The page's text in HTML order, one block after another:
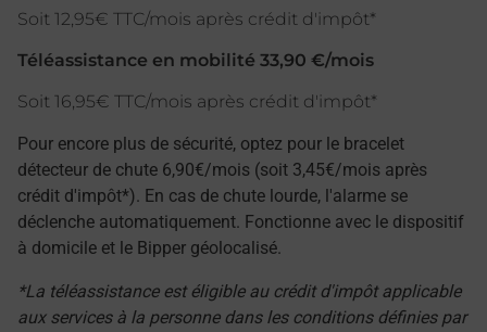
Soit 12,95€ TTC/mois après crédit d'impôt*
Téléassistance en mobilité 33,90 €/mois
Soit 16,95€ TTC/mois après crédit d'impôt*
Pour encore plus de sécurité, optez pour le bracelet
détecteur de chute 6,90€/mois (soit 3,45€/mois après
crédit d'impôt*). En cas de chute lourde, l'alarme se
déclenche automatiquement. Fonctionne avec le dispositif
à domicile et le Bipper géolocalisé.
*La téléassistance est éligible au crédit d'impôt applicable
aux services à la personne dans les conditions définies par